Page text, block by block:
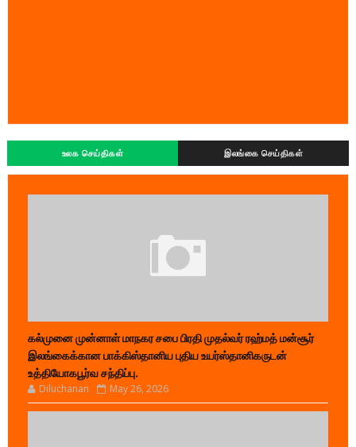
உலக செய்திகள் இலங்கை செய்திகள்
கல்முனை முன்னாள் மாநகர சபை பிரதி முதல்வர் ரஹ்மத் மன்சூர்
இலங்கைக்கான பாக்கிஸ்தானிய புதிய உயர்ஸ்தானிகருடன்
உத்தியோகபூர்வ சந்திப்பு.
Diluchanan May 26, 2026